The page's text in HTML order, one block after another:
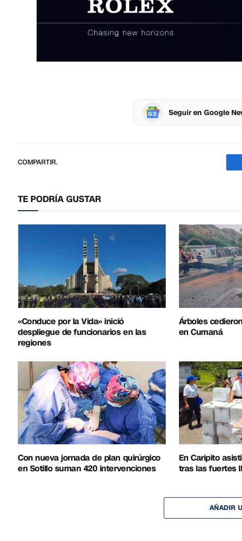
Seguir en Google
COMPARTIR.
TE PODRÍA GUSTAR
«Conduce por la Vida» inició
despliegue de funcionarios en las
regiones
Árboles
en Cumaná
Con nueva jornada de plan quirúrgico
en Sotillo suman 420 intervenciones
En Caripito
tras las fuertes
AÑADIR